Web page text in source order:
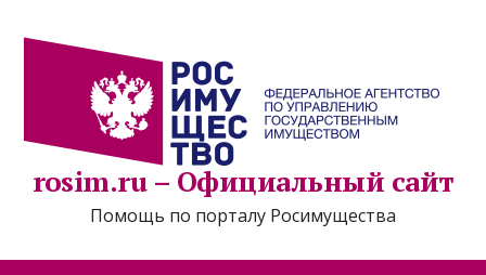
rosim.ru – Официальный сайт
Помощь по порталу Росимущества